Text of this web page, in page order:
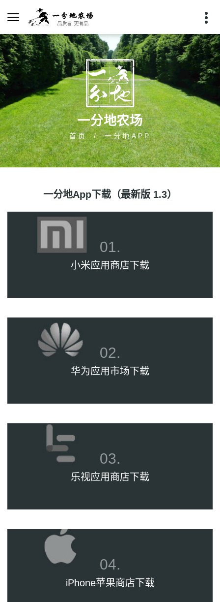
一分地农场
首页 一分地APP
一分地App下载（最新版 1.3）
小米应用商店下载
华为应用市场下载
乐视应用商店下载
iPhone苹果商店下载